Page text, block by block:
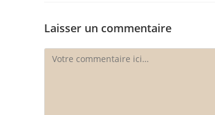
Laisser un commentaire
Comment